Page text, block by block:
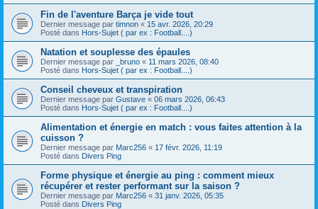
Fin de l'aventure Barça je vide tout
Dernier message par timnon « 15 avr. 2026, 20:29
Posté dans Hors-Sujet ( par ex : Football....)
Natation et souplesse des épaules
Dernier message par _bruno « 11 mars 2026, 08:40
Posté dans Hors-Sujet ( par ex : Football....)
Conseil cheveux et transpiration
Dernier message par Gustave « 06 mars 2026, 06:43
Posté dans Hors-Sujet ( par ex : Football....)
Alimentation et énergie en match : vous faites attention à la
cuisson ?
Dernier message par Marc256 « 17 févr. 2026, 11:19
Posté dans Divers Ping
Forme physique et énergie au ping : comment mieux
récupérer et rester performant sur la saison ?
Dernier message par Marc256 « 31 janv. 2026, 05:35
Posté dans Divers Ping